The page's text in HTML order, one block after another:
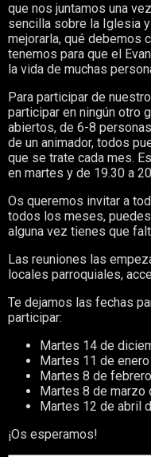
que nos juntamos una
sencilla sobre la Iglesia
mejorarla, qué debemos
tenemos para que el
la vida de muchas
Para participar de
participar en ningún otro
abiertos, de 6-8
de un animador, todos
que se trate cada mes.
en martes y de 19.30 a
Os queremos invitar a
todos los meses,
alguna vez tienes que
Las reuniones las
locales parroquiales,
Te dejamos las fechas
participar:
Martes 14 de
Martes 11 de
Martes 8 de
Martes 8 de marzo
Martes 12 de abril
¡Os esperamos!